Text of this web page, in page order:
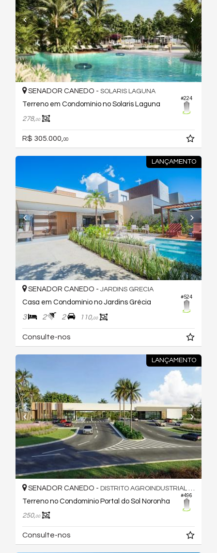
#224
SENADOR CANEDO - SOLARIS LAGUNA
Terreno em Condomínio no Solaris Laguna
278,00
R$ 305.000, 00
LANÇAMENTO
#524
SENADOR CANEDO - JARDINS GRECIA
Casa em Condomínio no Jardins Grécia
3 2 2 110,00
Consulte-nos
LANÇAMENTO
#496
SENADOR CANEDO - DISTRITO AGROINDUSTRIAL DE SENADOR CANEDO
Terreno no Condomínio Portal do Sol Noronha
250,00
Consulte-nos